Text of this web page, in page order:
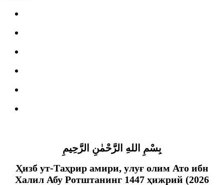
بِسْمِ اللهِ الرَّحْمٰنِ الرَّحِيمِ
Ҳизб ут-Таҳрир амири, улуғ олим Ато ибн
Халил Абу Ротштанинг 1447 ҳижрий (2026